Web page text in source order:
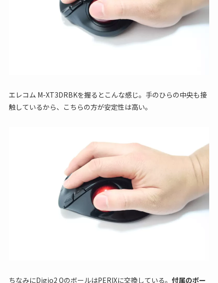
エレコム M-XT3DRBKを握るとこんな感じ。手のひらの中央も接
触しているから、こちらの方が安定性は高い。
ちなみにDigio2 QのボールはPERIXに交換している。 付属のボー